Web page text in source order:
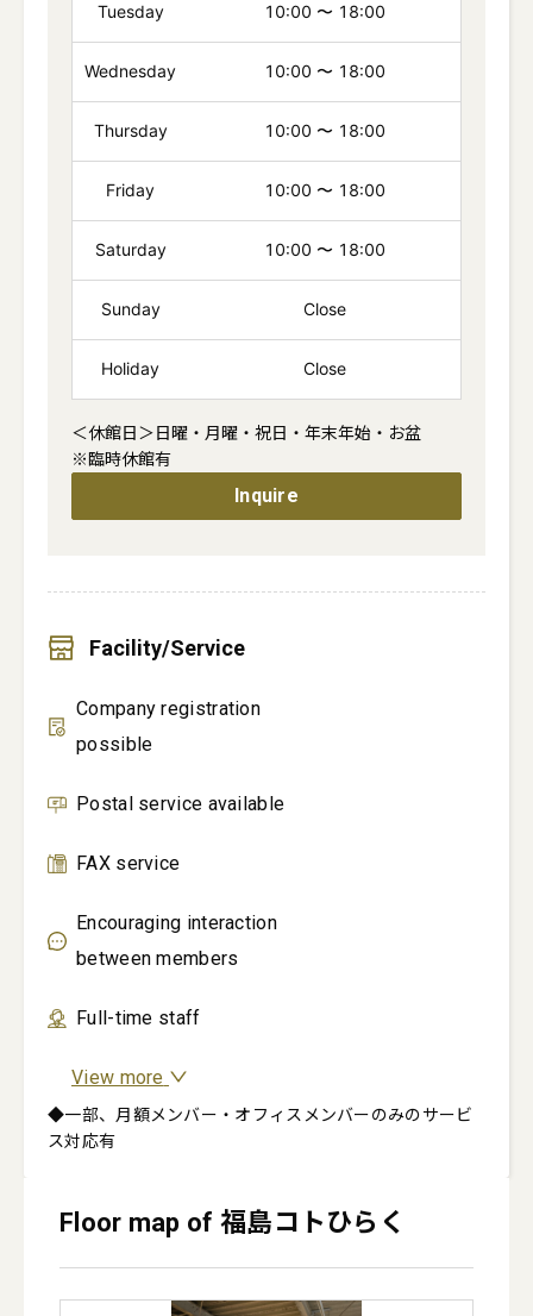
Tuesday 10:00 〜 18:00
Wednesday 10:00 〜 18:00
Thursday 10:00 〜 18:00
Friday 10:00 〜 18:00
Saturday 10:00 〜 18:00
Sunday Close
Holiday Close
＜休館日＞日曜・月曜・祝日・年末年始・お盆
※臨時休館有
Inquire
Facility/Service
Company registration
possible
Postal service available
FAX service
Encouraging interaction
between members
Full-time staff
View more
◆一部、月額メンバー・オフィスメンバーのみのサービ
ス対応有
Floor map of 福島コトひらく